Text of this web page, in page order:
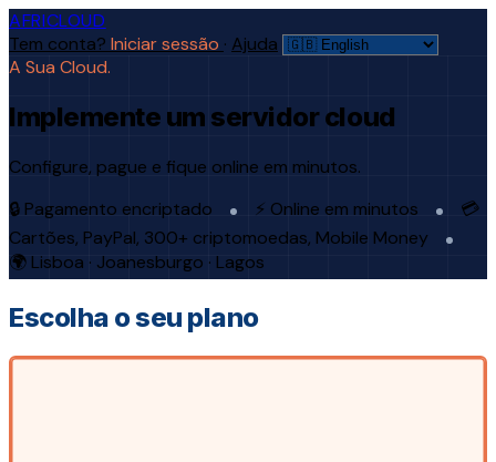
AFRICLOUD
Tem conta? Iniciar sessão · Ajuda
A Sua Cloud.
Implemente um servidor cloud
Configure, pague e fique online em minutos.
🔒 Pagamento encriptado
⚡ Online em minutos
💳
Cartões, PayPal, 300+ criptomoedas, Mobile Money
🌍 Lisboa · Joanesburgo · Lagos
Escolha o seu plano